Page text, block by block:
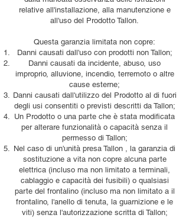
relative all'installazione, alla manutenzione e
all'uso del Prodotto Tallon.
Questa garanzia limitata non copre:
Danni causati dall'uso con prodotti non Tallon;
Danni causati da incidente, abuso, uso
improprio, alluvione, incendio, terremoto o altre
cause esterne;
Danni causati dall'utilizzo del Prodotto al di fuori
degli usi consentiti o previsti descritti da Tallon;
Un Prodotto o una parte che è stata modificata
per alterare funzionalità o capacità senza il
permesso di Tallon;
Nel caso di un'unità presa Tallon , la garanzia di
sostituzione a vita non copre alcuna parte
elettrica (incluso ma non limitato a terminali,
cablaggio e capacità dei fusibili) o qualsiasi
parte del frontalino (incluso ma non limitato a il
frontalino, l'anello di tenuta, la guarnizione e le
viti) senza l'autorizzazione scritta di Tallon;